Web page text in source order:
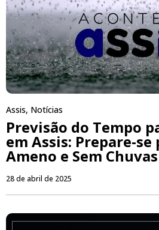
Assis, Notícias
Previsão do Tempo
em Assis: Prepare-se
Ameno e Sem Chuvas
28 de abril de 2025